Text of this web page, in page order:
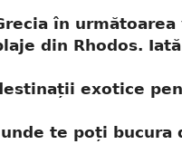
în următoarea
din Rhodos.
exotice
te poți bucura